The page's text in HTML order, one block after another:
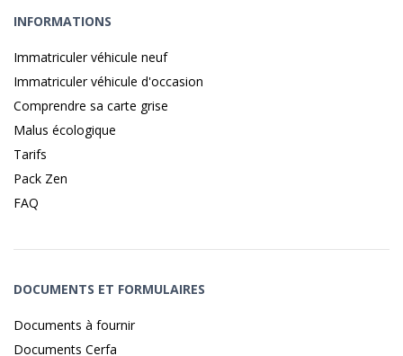
INFORMATIONS
Immatriculer véhicule neuf
Immatriculer véhicule d'occasion
Comprendre sa carte grise
Malus écologique
Tarifs
Pack Zen
FAQ
DOCUMENTS ET FORMULAIRES
Documents à fournir
Documents Cerfa